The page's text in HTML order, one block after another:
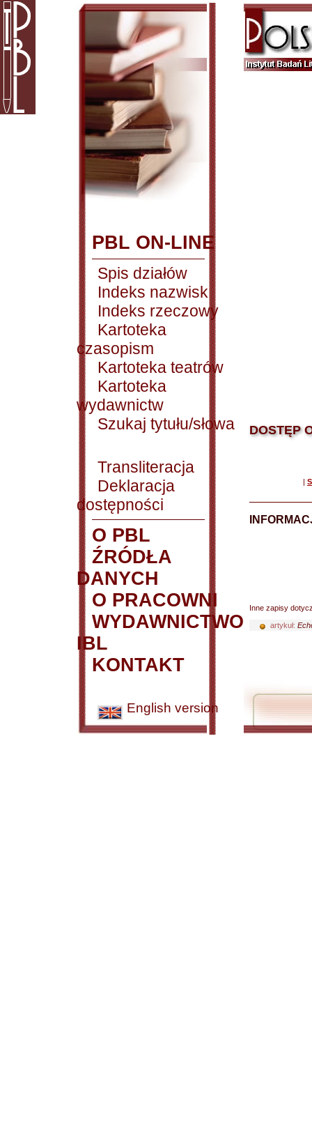
PBL ON-LINE
Spis działów
Indeks nazwisk
Indeks rzeczowy
Kartoteka
czasopism
Kartoteka teatrów
Kartoteka
wydawnictw
Szukaj tytułu/słowa
Transliteracja
Deklaracja
dostępności
O PBL
ŹRÓDŁA
DANYCH
O PRACOWNI
WYDAWNICTWO
IBL
KONTAKT
English version
DOSTĘP
|
Inne zapisy
artykuł: